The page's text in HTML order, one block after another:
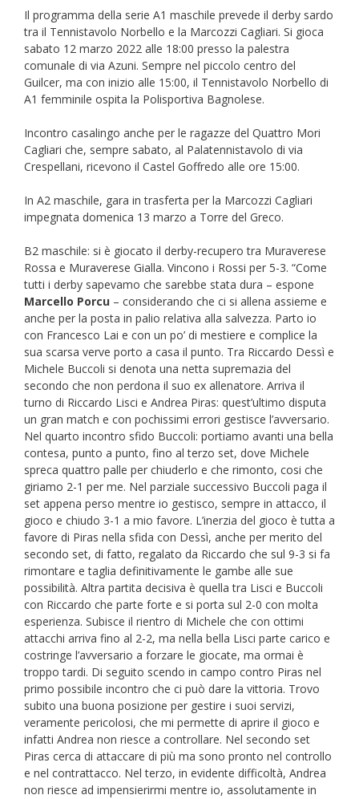
Il programma della serie A1 maschile prevede il derby sardo
tra il Tennistavolo Norbello e la Marcozzi Cagliari. Si gioca
sabato 12 marzo 2022 alle 18:00 presso la palestra
comunale di via Azuni. Sempre nel piccolo centro del
Guilcer, ma con inizio alle 15:00, il Tennistavolo Norbello di
A1 femminile ospita la Polisportiva Bagnolese.
Incontro casalingo anche per le ragazze del Quattro Mori
Cagliari che, sempre sabato, al Palatennistavolo di via
Crespellani, ricevono il Castel Goffredo alle ore 15:00.
In A2 maschile, gara in trasferta per la Marcozzi Cagliari
impegnata domenica 13 marzo a Torre del Greco.
B2 maschile: si è giocato il derby-recupero tra Muraverese
Rossa e Muraverese Gialla. Vincono i Rossi per 5-3. “Come
tutti i derby sapevamo che sarebbe stata dura – espone
Marcello Porcu – considerando che ci si allena assieme e
anche per la posta in palio relativa alla salvezza. Parto io
con Francesco Lai e con un po’ di mestiere e complice la
sua scarsa verve porto a casa il punto. Tra Riccardo Dessì e
Michele Buccoli si denota una netta supremazia del
secondo che non perdona il suo ex allenatore. Arriva il
turno di Riccardo Lisci e Andrea Piras: quest’ultimo disputa
un gran match e con pochissimi errori gestisce l’avversario.
Nel quarto incontro sfido Buccoli: portiamo avanti una bella
contesa, punto a punto, fino al terzo set, dove Michele
spreca quattro palle per chiuderlo e che rimonto, cosi che
giriamo 2-1 per me. Nel parziale successivo Buccoli paga il
set appena perso mentre io gestisco, sempre in attacco, il
gioco e chiudo 3-1 a mio favore. L’inerzia del gioco è tutta a
favore di Piras nella sfida con Dessì, anche per merito del
secondo set, di fatto, regalato da Riccardo che sul 9-3 si fa
rimontare e taglia definitivamente le gambe alle sue
possibilità. Altra partita decisiva è quella tra Lisci e Buccoli
con Riccardo che parte forte e si porta sul 2-0 con molta
esperienza. Subisce il rientro di Michele che con ottimi
attacchi arriva fino al 2-2, ma nella bella Lisci parte carico e
costringe l’avversario a forzare le giocate, ma ormai è
troppo tardi. Di seguito scendo in campo contro Piras nel
primo possibile incontro che ci può dare la vittoria. Trovo
subito una buona posizione per gestire i suoi servizi,
veramente pericolosi, che mi permette di aprire il gioco e
infatti Andrea non riesce a controllare. Nel secondo set
Piras cerca di attaccare di più ma sono pronto nel controllo
e nel contrattacco. Nel terzo, in evidente difficoltà, Andrea
non riesce ad impensierirmi mentre io, assolutamente in